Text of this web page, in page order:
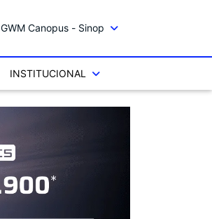
GWM Canopus - Sinop
INSTITUCIONAL